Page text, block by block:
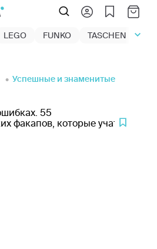
LEGO FUNKO TASCHEN
Успешные и знаменитые